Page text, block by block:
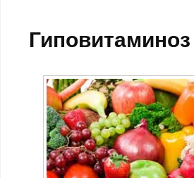
Гиповитаминоз